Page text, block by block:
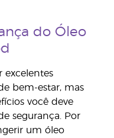
do Óleo
excelentes
bem-estar, mas
você deve
segurança. Por
um óleo